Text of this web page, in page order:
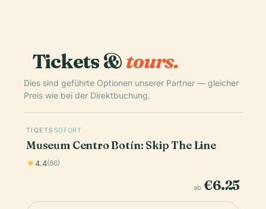
Tickets &tours.
Dies sind geführte Optionen unserer Partner — gleicher
Preis wie bei der Direktbuchung.
TIQETS SOFORT
Museum Centro Botín: Skip The Line
4.4(86)
ab €6.25